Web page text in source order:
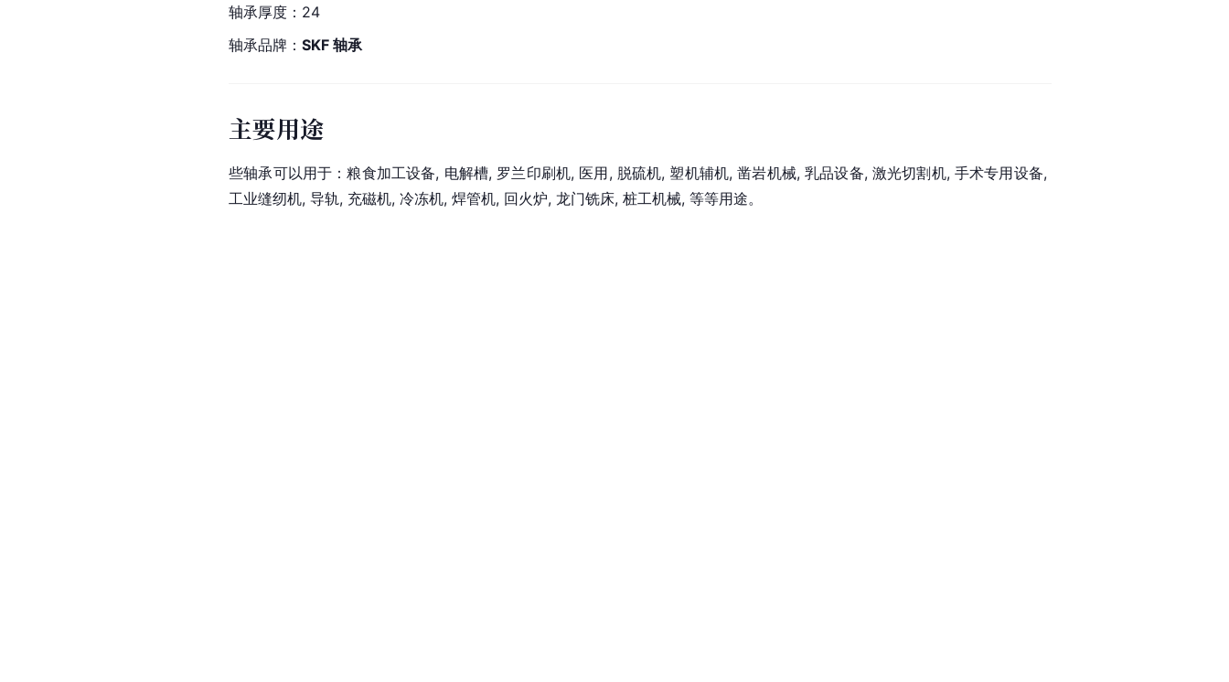
轴承厚度：24
轴承品牌： SKF 轴承
主要用途
些轴承可以用于：粮食加工设备, 电解槽, 罗兰印刷机, 医用, 脱硫机, 塑机辅机, 凿岩机械, 乳品设备, 激光切割机, 手术专用设备,
工业缝纫机, 导轨, 充磁机, 冷冻机, 焊管机, 回火炉, 龙门铣床, 桩工机械, 等等用途。